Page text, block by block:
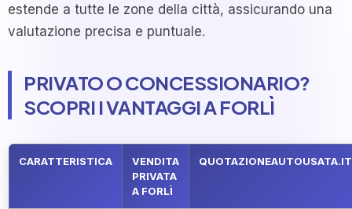
estende a tutte le zone della città, assicurando una
valutazione precisa e puntuale.
PRIVATO O CONCESSIONARIO?
SCOPRI I VANTAGGI A FORLÌ
CARATTERISTICA
VENDITA
PRIVATA
A FORLÌ
QUOTAZIONEAUTOUSATA.IT